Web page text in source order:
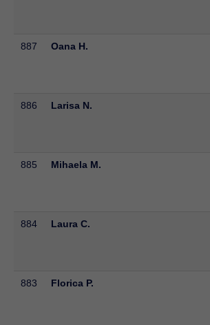
887 Oana H.
886 Larisa N.
885 Mihaela M.
884 Laura C.
883 Florica P.